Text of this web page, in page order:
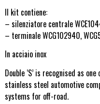
Il kit contiene:
– silenziatore centrale
– terminale WCG102940,
In acciaio inox
Double ‘S’ is recognised as
stainless steel automotive
systems for off-road.